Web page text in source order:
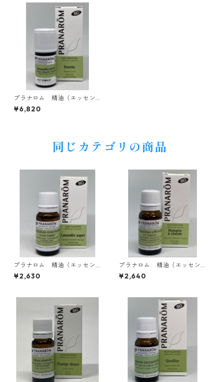
プラナロム 精油（エッセン
シャルオイル）BIO フランキ
ンセンス 5ml
¥6,820
同じカテゴリの商品
プラナロム 精油（エッセン
シャルオイル） ラベンダー
スーパー10ml
¥2,630
プラナロム 精油（エッセン
シャルオイル）BIO ローズマ
リーシネオール
¥2,640